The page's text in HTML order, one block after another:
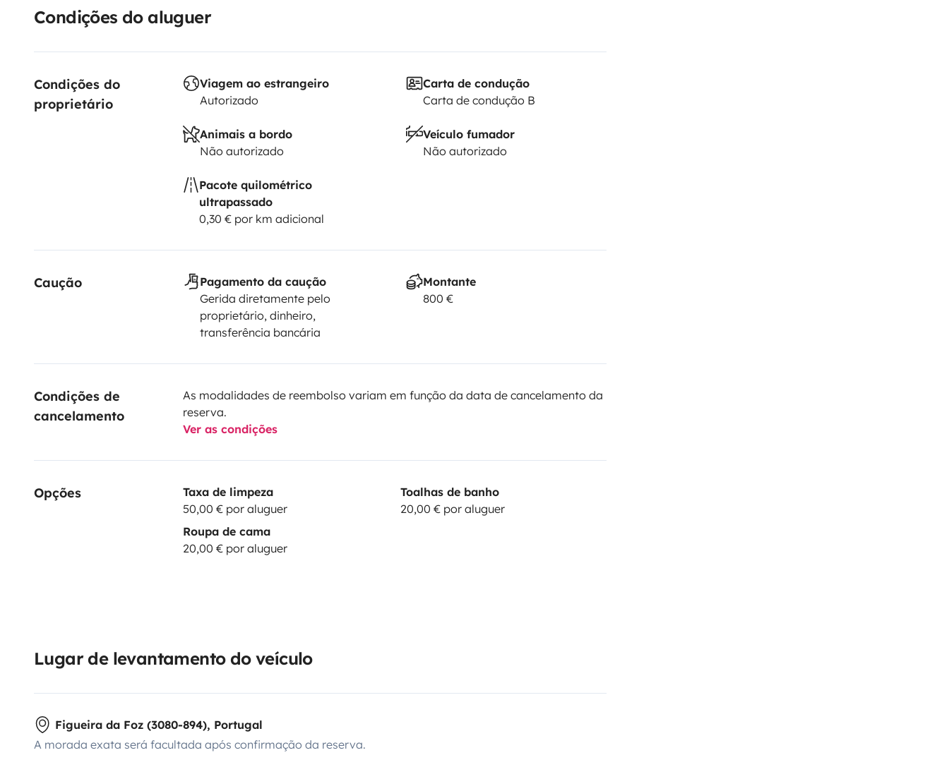
Condições do aluguer
Condições do
proprietário
Viagem ao estrangeiro
Autorizado
Carta de condução
Carta de condução B
Animais a bordo
Não autorizado
Veículo fumador
Não autorizado
Pacote quilométrico
ultrapassado
0,30 € por km adicional
Caução
Pagamento da caução
Gerida diretamente pelo
proprietário, dinheiro,
transferência bancária
Montante
800 €
Condições de
cancelamento
As modalidades de reembolso variam em função da data de cancelamento da
reserva.
Ver as condições
Opções
Taxa de limpeza
50,00 € por aluguer
Toalhas de banho
20,00 € por aluguer
Roupa de cama
20,00 € por aluguer
Lugar de levantamento do veículo
Figueira da Foz (3080-894), Portugal
A morada exata será facultada após confirmação da reserva.